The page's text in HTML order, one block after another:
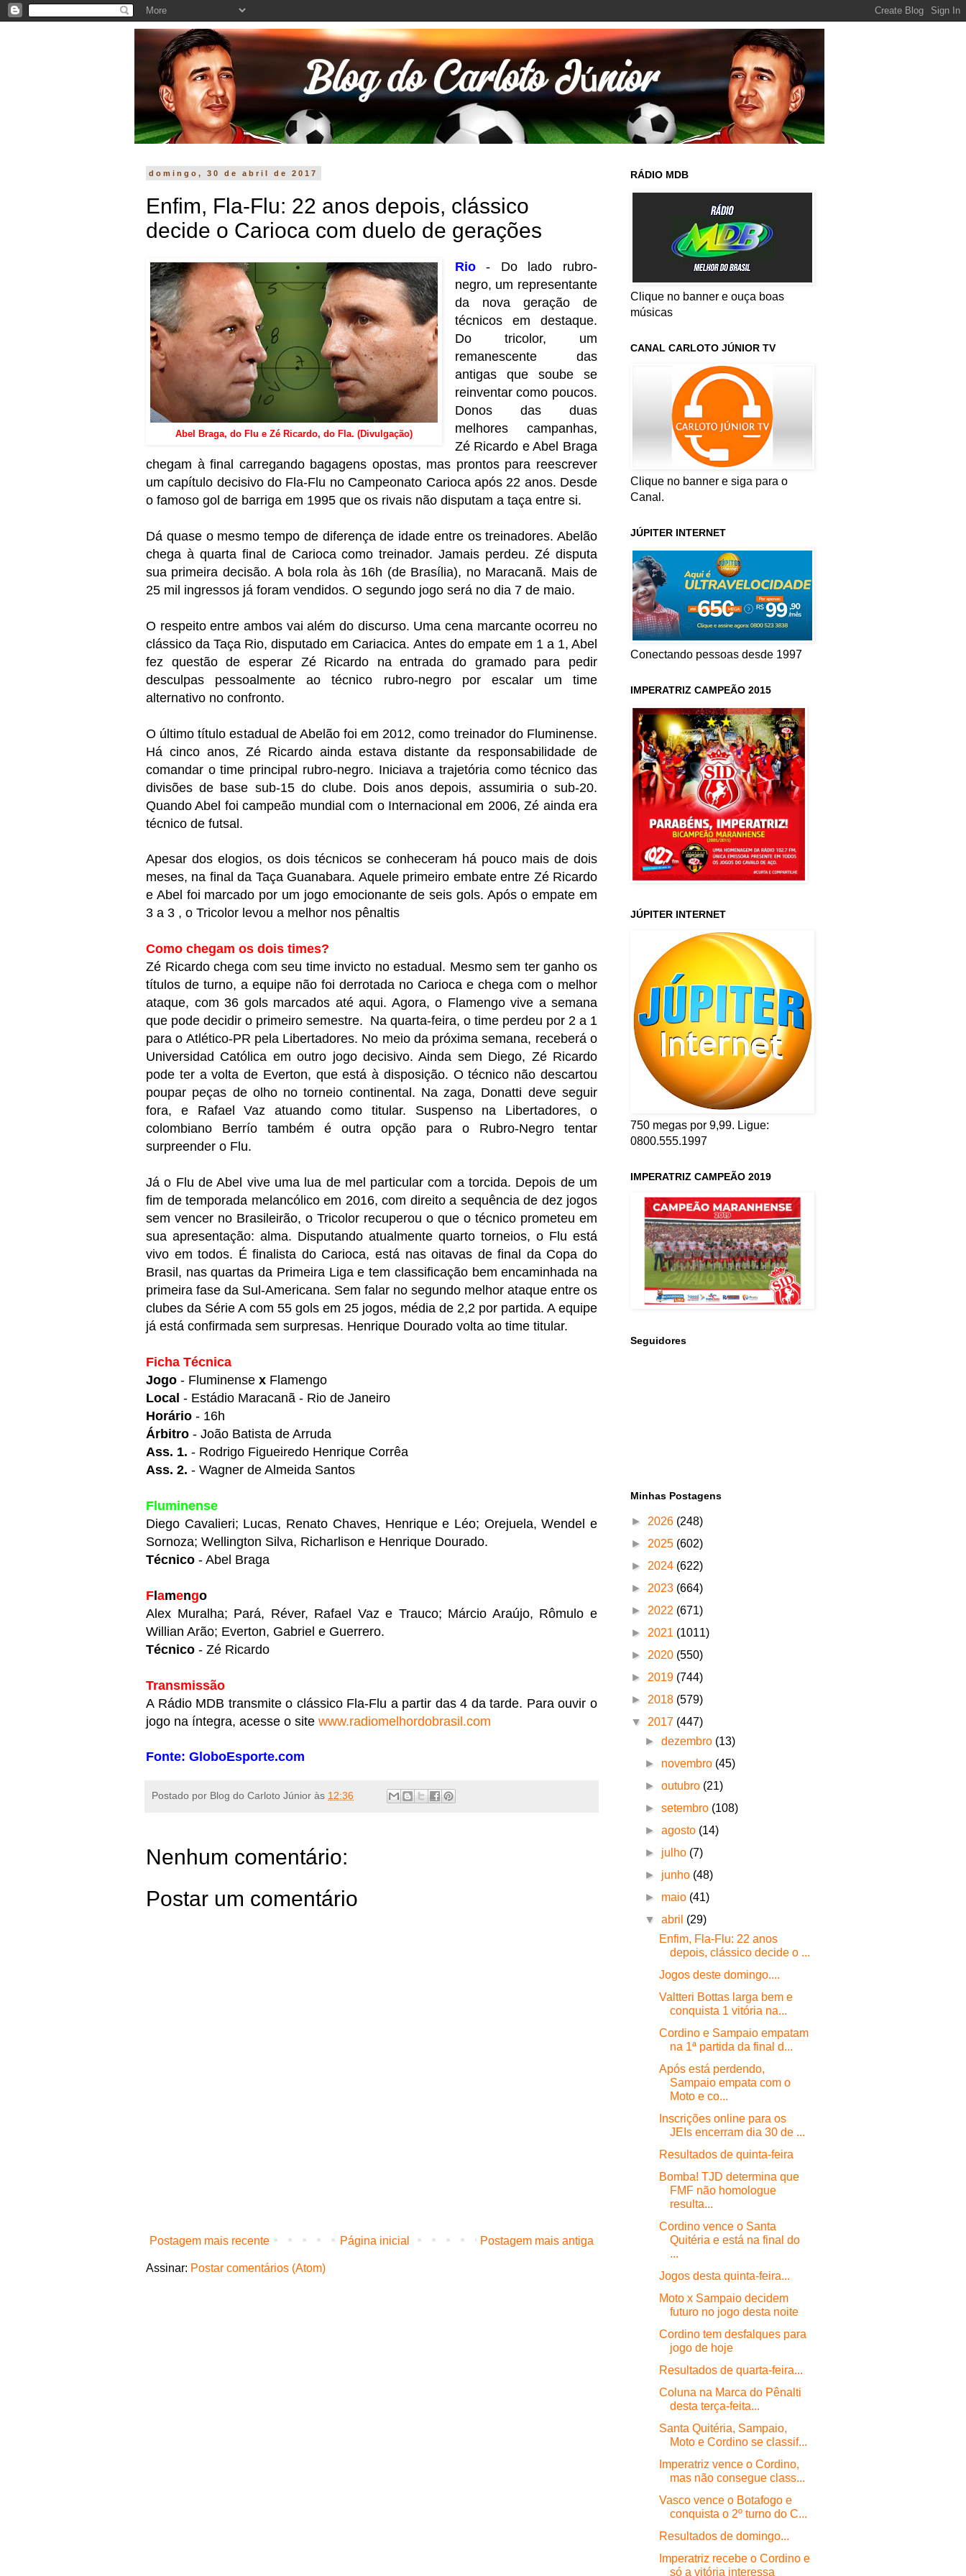
domingo, 30 de abril de 2017
Enfim, Fla-Flu: 22 anos depois, clássico
decide o Carioca com duelo de gerações
Abel Braga, do Flu e Zé Ricardo, do Fla. (Divulgação)
Rio- Do lado rubro-
negro, um representante
da nova geração de
técnicos em destaque.
Do tricolor, um
remanescente das
antigas que soube se
reinventar como poucos.
Donos das duas
melhores campanhas,
Zé Ricardo e Abel Braga
chegam à final carregando bagagens opostas, mas prontos para reescrever
um capítulo decisivo do Fla-Flu no Campeonato Carioca após 22 anos. Desde
o famoso gol de barriga em 1995 que os rivais não disputam a taça entre si.
Dá quase o mesmo tempo de diferença de idade entre os treinadores. Abelão
chega à quarta final de Carioca como treinador. Jamais perdeu. Zé disputa
sua primeira decisão. A bola rola às 16h (de Brasília), no Maracanã. Mais de
25 mil ingressos já foram vendidos. O segundo jogo será no dia 7 de maio.
O respeito entre ambos vai além do discurso. Uma cena marcante ocorreu no
clássico da Taça Rio, disputado em Cariacica. Antes do empate em 1 a 1, Abel
fez questão de esperar Zé Ricardo na entrada do gramado para pedir
desculpas pessoalmente ao técnico rubro-negro por escalar um time
alternativo no confronto.
O último título estadual de Abelão foi em 2012, como treinador do Fluminense.
Há cinco anos, Zé Ricardo ainda estava distante da responsabilidade de
comandar o time principal rubro-negro. Iniciava a trajetória como técnico das
divisões de base sub-15 do clube. Dois anos depois, assumiria o sub-20.
Quando Abel foi campeão mundial com o Internacional em 2006, Zé ainda era
técnico de futsal.
Apesar dos elogios, os dois técnicos se conheceram há pouco mais de dois
meses, na final da Taça Guanabara. Aquele primeiro embate entre Zé Ricardo
e Abel foi marcado por um jogo emocionante de seis gols. Após o empate em
3 a 3 , o Tricolor levou a melhor nos pênaltis
Como chegam os dois times?
Zé Ricardo chega com seu time invicto no estadual. Mesmo sem ter ganho os
títulos de turno, a equipe não foi derrotada no Carioca e chega com o melhor
ataque, com 36 gols marcados até aqui. Agora, o Flamengo vive a semana
que pode decidir o primeiro semestre. Na quarta-feira, o time perdeu por 2 a 1
para o Atlético-PR pela Libertadores. No meio da próxima semana, receberá o
Universidad Católica em outro jogo decisivo. Ainda sem Diego, Zé Ricardo
pode ter a volta de Everton, que está à disposição. O técnico não descartou
poupar peças de olho no torneio continental. Na zaga, Donatti deve seguir
fora, e Rafael Vaz atuando como titular. Suspenso na Libertadores, o
colombiano Berrío também é outra opção para o Rubro-Negro tentar
surpreender o Flu.
Já o Flu de Abel vive uma lua de mel particular com a torcida. Depois de um
fim de temporada melancólico em 2016, com direito a sequência de dez jogos
sem vencer no Brasileirão, o Tricolor recuperou o que o técnico prometeu em
sua apresentação: alma. Disputando atualmente quarto torneios, o Flu está
vivo em todos. É finalista do Carioca, está nas oitavas de final da Copa do
Brasil, nas quartas da Primeira Liga e tem classificação bem encaminhada na
primeira fase da Sul-Americana. Sem falar no segundo melhor ataque entre os
clubes da Série A com 55 gols em 25 jogos, média de 2,2 por partida. A equipe
já está confirmada sem surpresas. Henrique Dourado volta ao time titular.
Ficha Técnica
Jogo - Fluminense x Flamengo
Local - Estádio Maracanã - Rio de Janeiro
Horário - 16h
Árbitro - João Batista de Arruda
Ass. 1. - Rodrigo Figueiredo Henrique Corrêa
Ass. 2. - Wagner de Almeida Santos
Fluminense
Diego Cavalieri; Lucas, Renato Chaves, Henrique e Léo; Orejuela, Wendel e
Sornoza; Wellington Silva, Richarlison e Henrique Dourado.
Técnico - Abel Braga
F amengo
Alex Muralha; Pará, Réver, Rafael Vaz e Trauco; Márcio Araújo, Rômulo e
Willian Arão; Everton, Gabriel e Guerrero.
Técnico - Zé Ricardo
Transmissão
A Rádio MDB transmite o clássico Fla-Flu a partir das 4 da tarde. Para ouvir o
jogo na íntegra, acesse o site www.radiomelhordobrasil.com
Fonte: GloboEsporte.com
Postado por Blog do Carloto Júnior às 12:36
Nenhum comentário:
Postar um comentário
Postagem mais recente Postagem mais antiga
Página inicial
Assinar: Postar comentários (Atom)
RÁDIO MDB
Clique no banner e ouça boas
músicas
CANAL CARLOTO JÚNIOR TV
Clique no banner e siga para o
Canal.
JÚPITER INTERNET
Conectando pessoas desde 1997
IMPERATRIZ CAMPEÃO 2015
JÚPITER INTERNET
750 megas por 9,99. Ligue:
0800.555.1997
IMPERATRIZ CAMPEÃO 2019
Seguidores
Minhas Postagens
► 2026 (248)
► 2025 (602)
► 2024 (622)
► 2023 (664)
► 2022 (671)
► 2021 (1011)
► 2020 (550)
► 2019 (744)
► 2018 (579)
▼ 2017 (447)
►dezembro (13)
► novembro (45)
►outubro (21)
►setembro (108)
►agosto (14)
► julho (7)
► junho (48)
► maio (41)
▼abril (29)
Enfim, Fla-Flu: 22 anos
depois, clássico decide o ...
Jogos deste domingo....
Valtteri Bottas larga bem e
conquista 1 vitória na...
Cordino e Sampaio empatam
na 1ª partida da final d...
Após está perdendo,
Sampaio empata com o
Moto e co...
Inscrições online para os
JEIs encerram dia 30 de ...
Resultados de quinta-feira
Bomba! TJD determina que
FMF não homologue
resulta...
Cordino vence o Santa
Quitéria e está na final do
...
Jogos desta quinta-feira...
Moto x Sampaio decidem
futuro no jogo desta noite
Cordino tem desfalques para
jogo de hoje
Resultados de quarta-feira...
Coluna na Marca do Pênalti
desta terça-feita...
Santa Quitéria, Sampaio,
Moto e Cordino se classif...
Imperatriz vence o Cordino,
mas não consegue class...
Vasco vence o Botafogo e
conquista o 2º turno do C...
Resultados de domingo...
Imperatriz recebe o Cordino e
só a vitória interessa